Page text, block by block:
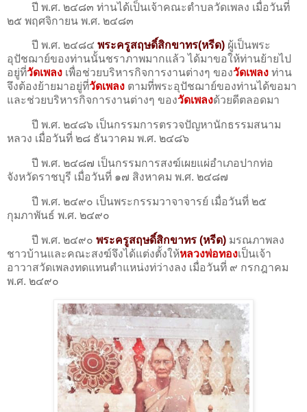
ปี พ.ศ. ๒๔๘๓ ท่านได้เป็นเจ้าคณะตำบลวัดเพลง เมื่อวันที่
๒๕ พฤศจิกายน พ.ศ. ๒๔๘๓
ปี พ.ศ. ๒๔๘๔ พระครูสฤษดิ์สิกขาทร(หรีด) ผู้เป็นพระ
อุปัชฌาย์ของท่านนั้นชราภาพมากแล้ว ได้มาขอให้ท่านย้ายไป
อยู่ที่วัดเพลง เพื่อช่วยบริหารกิจการงานต่างๆ ของวัดเพลง ท่าน
จึงต้องย้ายมาอยู่ที่วัดเพลง ตามที่พระอุปัชฌาย์ของท่านได้ขอมา
และช่วยบริหารกิจการงานต่างๆ ของวัดเพลงด้วยดีตลอดมา
ปี พ.ศ. ๒๔๘๖ เป็นกรรมการตรวจปัญหานักธรรมสนาม
หลวง เมื่อวันที่ ๒๘ ธันวาคม พ.ศ. ๒๔๘๖
ปี พ.ศ. ๒๔๘๗ เป็นกรรมการสงฆ์เผยแผ่อำเภอปากท่อ
จังหวัดราชบุรี เมื่อวันที่ ๑๗ สิงหาคม พ.ศ. ๒๔๘๗
ปี พ.ศ. ๒๔๙๐ เป็นพระกรรมวาจาจารย์ เมื่อวันที่ ๒๕
กุมภาพันธ์ พ.ศ. ๒๔๙๐
ปี พ.ศ. ๒๔๙๐ พระครูสฤษดิ์สิกขาทร (หรีด) มรณภาพลง
ชาวบ้านและคณะสงฆ์จึงได้แต่งตั้งให้หลวงพ่อทองเป็นเจ้า
อาวาสวัดเพลงทดแทนตำแหน่งท่ว่างลง เมื่อวันที่ ๙ กรกฎาคม
พ.ศ. ๒๔๙๐